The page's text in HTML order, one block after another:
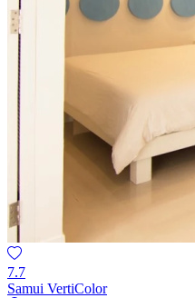
7.7
Samui VertiColor